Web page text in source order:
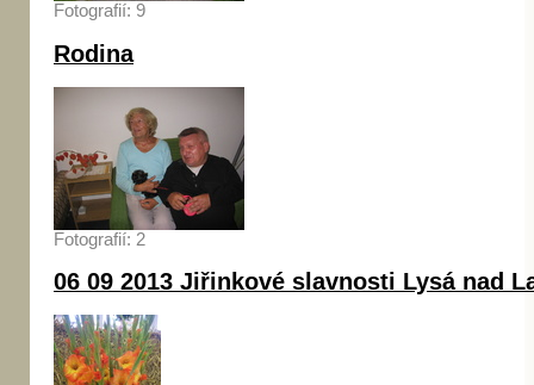
Fotografií: 9
Rodina
Fotografií: 2
06 09 2013 Jiřinkové slavnosti Lysá nad